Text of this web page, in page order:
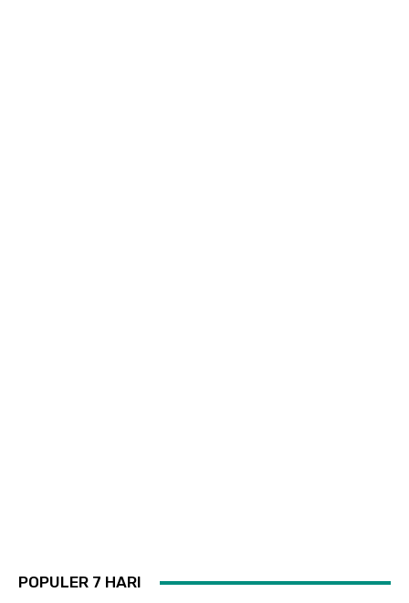
POPULER 7 HARI